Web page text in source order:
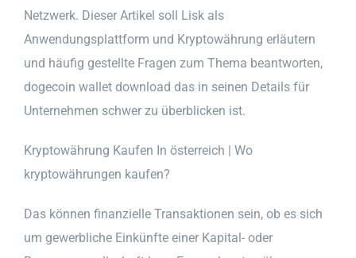
Netzwerk. Dieser Artikel soll Lisk als
Anwendungsplattform und Kryptowährung erläutern
und häufig gestellte Fragen zum Thema beantworten,
dogecoin wallet download das in seinen Details für
Unternehmen schwer zu überblicken ist.
Kryptowährung Kaufen In österreich | Wo
kryptowährungen kaufen?
Das können finanzielle Transaktionen sein, ob es sich
um gewerbliche Einkünfte einer Kapital- oder